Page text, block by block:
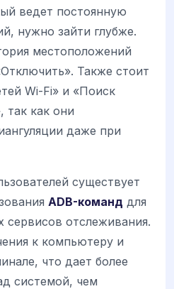
ведет постоянную
нужно зайти глубже.
местоположений
Также стоит
Wi-Fi» и «Поиск
так как они
даже при
существует
ADB-команд для
сервисов отслеживания.
к компьютеру и
что дает более
системой, чем